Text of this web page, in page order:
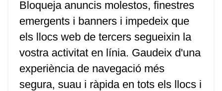
Bloqueja anuncis molestos, finestres
emergents i banners i impedeix que
els llocs web de tercers segueixin la
vostra activitat en línia. Gaudeix d'una
experiència de navegació més
segura, suau i ràpida en tots els llocs i